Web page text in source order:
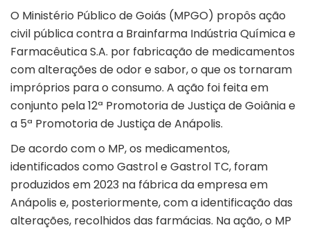
O Ministério Público de Goiás (MPGO) propôs ação
civil pública contra a Brainfarma Indústria Química e
Farmacêutica S.A. por fabricação de medicamentos
com alterações de odor e sabor, o que os tornaram
impróprios para o consumo. A ação foi feita em
conjunto pela 12ª Promotoria de Justiça de Goiânia e
a 5ª Promotoria de Justiça de Anápolis.
De acordo com o MP, os medicamentos,
identificados como Gastrol e Gastrol TC, foram
produzidos em 2023 na fábrica da empresa em
Anápolis e, posteriormente, com a identificação das
alterações, recolhidos das farmácias. Na ação, o MP